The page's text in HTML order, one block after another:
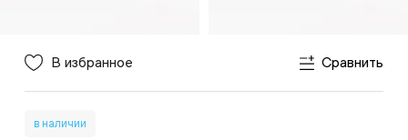
В избранное Сравнить
в наличии